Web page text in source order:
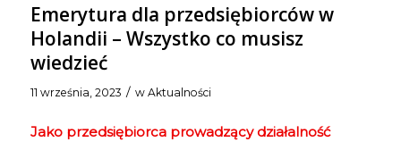
Emerytura dla przedsiębiorców w
Holandii – Wszystko co musisz
wiedzieć
11 września, 2023 / w Aktualności
Jako przedsiębiorca prowadzący działalność